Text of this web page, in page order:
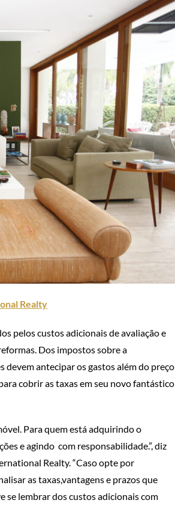
Realty
pelos custos adicionais de avaliação e
Dos impostos sobre a
antecipar os gastos além do preço
cobrir as taxas em seu novo fantástico
Para quem está adquirindo o
e agindo com responsabilidade.”, diz
Realty. “Caso opte por
as taxas,vantagens e prazos que
se lembrar dos custos adicionais com